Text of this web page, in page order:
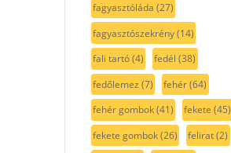
fagyasztóláda (27)
fagyasztószekrény(14)
fali tartó(4) fedél (38)
fedőlemez (7) fehér(64)
fehér gombok(41) fekete (45)
fekete gombok(26) felirat(2)